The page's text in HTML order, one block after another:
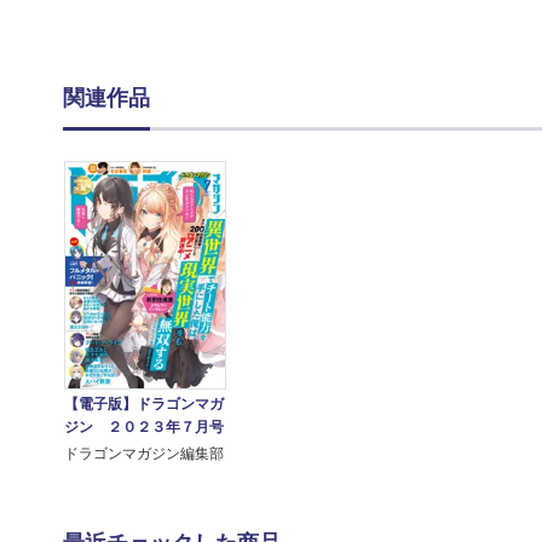
関連作品
【電子版】ドラゴンマガ
ジン ２０２３年７月号
ドラゴンマガジン編集部